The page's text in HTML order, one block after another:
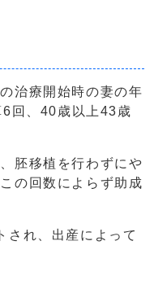
治療開始時の妻の年
回、40歳以上43歳
胚移植を行わずにや
の回数によらず助成
れ、出産によって